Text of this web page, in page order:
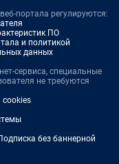
портала регулируются:
ПО
и политикой
данных
сервиса, специальные
не требуются
cookies
без баннерной